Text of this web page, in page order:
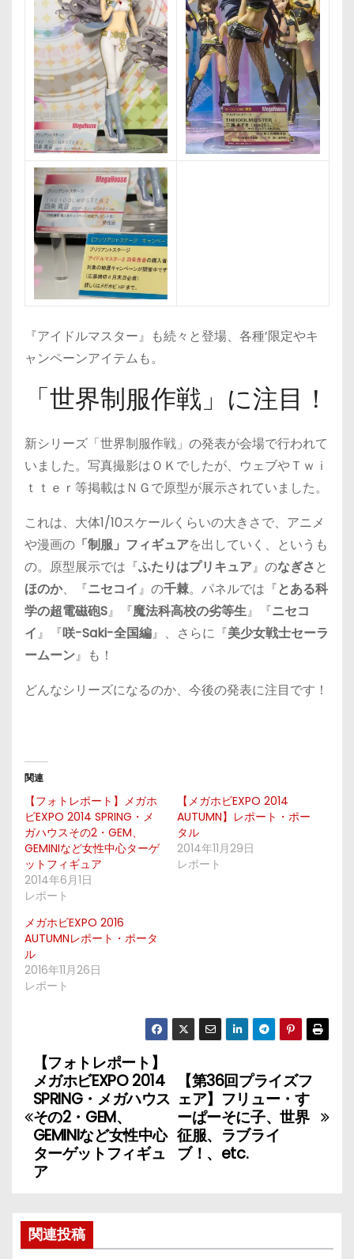
『アイドルマスター』も続々と登場、各種’限定やキ
ャンペーンアイテムも。
「世界制服作戦」に注目！
新シリーズ「世界制服作戦」の発表が会場で行われて
いました。写真撮影はＯＫでしたが、ウェブやＴｗｉ
ｔｔｅｒ等掲載はＮＧで原型が展示されていました。
これは、大体1/10スケールくらいの大きさで、アニメ
や漫画の 「制服」フィギュアを出していく、というも
の。原型展示では『ふたりはプリキュア』のなぎさ と
ほのか、『ニセコイ』の千棘。パネルでは『とある科
学の超電磁砲S』『魔法科高校の劣等生』『ニセコ
イ』『咲-Saki-全国編』、さらに『美少女戦士セーラ
ームーン』も！
どんなシリーズになるのか、今後の発表に注目です！
関連
【フォトレポート】メガホ
ビEXPO 2014 SPRING・メ
ガハウスその2・GEM、
GEMINIなど女性中心ターゲ
ットフィギュア
2014年6月1日
レポート
【メガホビEXPO 2014
AUTUMN】レポート・ポー
タル
2014年11月29日
レポート
メガホビEXPO 2016
AUTUMNレポート・ポータ
ル
2016年11月26日
レポート
投
稿
ナ
ビ
ー
【第36回プライズフ
ェア】フリュー・す
ーぱーそに子、世界
征服、ラブライ
ブ！、etc.
【フォトレポート】
メガホビEXPO 2014
SPRING・メガハウス
その2・GEM、
GEMINIなど女性中心
ターゲットフィギュ
ア
関連投稿